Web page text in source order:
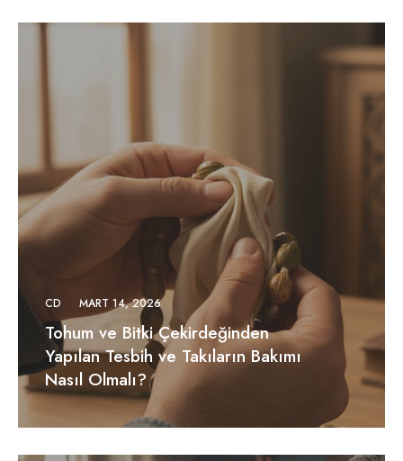
CD MART 14, 2026
Tohum ve Bitki Çekirdeğinden
Yapılan Tesbih ve Takıların Bakımı
Nasıl Olmalı?